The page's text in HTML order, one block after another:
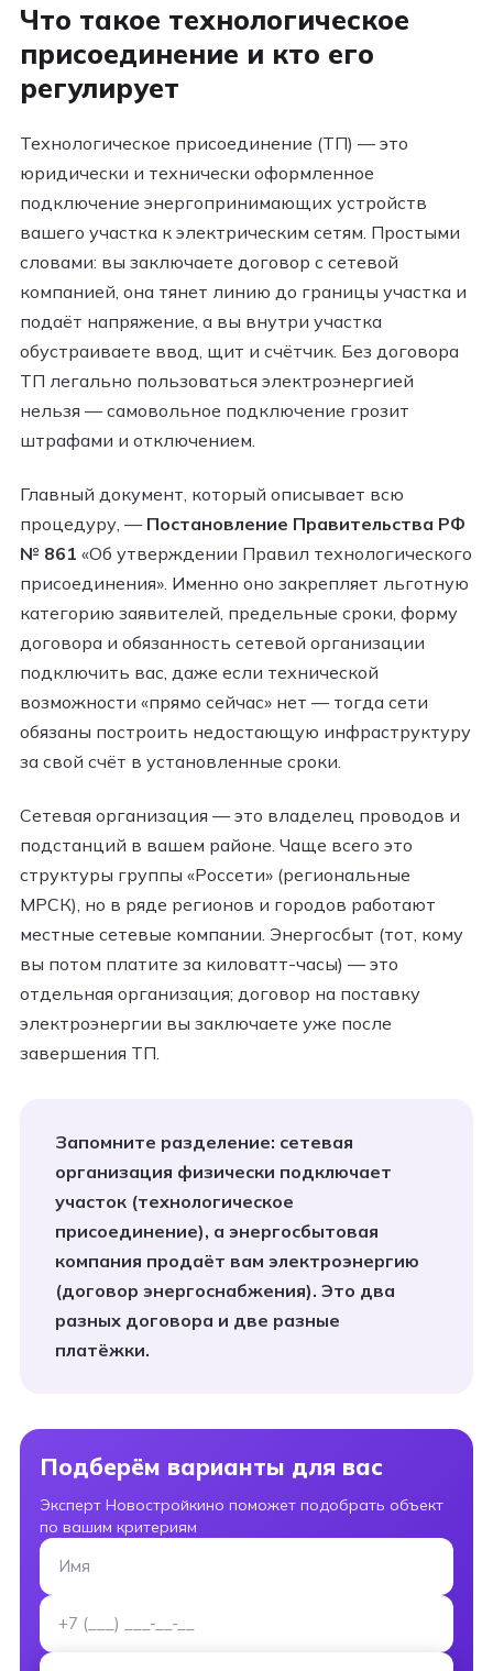
Что такое технологическое
присоединение и кто его
регулирует
Технологическое присоединение (ТП) — это
юридически и технически оформленное
подключение энергопринимающих устройств
вашего участка к электрическим сетям. Простыми
словами: вы заключаете договор с сетевой
компанией, она тянет линию до границы участка и
подаёт напряжение, а вы внутри участка
обустраиваете ввод, щит и счётчик. Без договора
ТП легально пользоваться электроэнергией
нельзя — самовольное подключение грозит
штрафами и отключением.
Главный документ, который описывает всю
процедуру, — Постановление Правительства РФ
№ 861 «Об утверждении Правил технологического
присоединения». Именно оно закрепляет льготную
категорию заявителей, предельные сроки, форму
договора и обязанность сетевой организации
подключить вас, даже если технической
возможности «прямо сейчас» нет — тогда сети
обязаны построить недостающую инфраструктуру
за свой счёт в установленные сроки.
Сетевая организация — это владелец проводов и
подстанций в вашем районе. Чаще всего это
структуры группы «Россети» (региональные
МРСК), но в ряде регионов и городов работают
местные сетевые компании. Энергосбыт (тот, кому
вы потом платите за киловатт-часы) — это
отдельная организация; договор на поставку
электроэнергии вы заключаете уже после
завершения ТП.
Запомните разделение: сетевая
организация физически подключает
участок (технологическое
присоединение), а энергосбытовая
компания продаёт вам электроэнергию
(договор энергоснабжения). Это два
разных договора и две разные
платёжки.
Подберём варианты для вас
Эксперт Новостройкино поможет подобрать объект
по вашим критериям
Имя
Номер телефона